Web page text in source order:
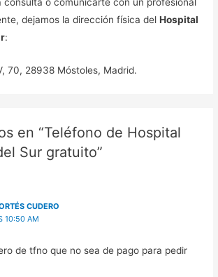
consulta o comunicarte con un profesional
dejamos la dirección física delHospital
:
70, 28938 Móstoles, Madrid.
en “Teléfono de Hospital
Sur gratuito”
CUDERO
10:50 AM
de tfno que no sea de pago para pedir